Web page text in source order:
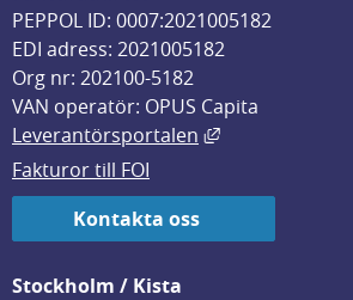
PEPPOL ID: 0007:2021005182
EDI adress: 2021005182
Org nr: 202100-5182
VAN operatör: OPUS Capita
Leverantörsportalen
Länk till
Fakturor till FOI
Kontakta oss
Stockholm / Kista